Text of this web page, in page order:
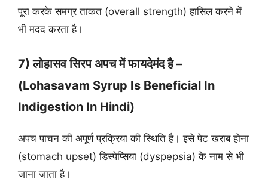
पूरा करके समग्र ताकत (overall strength) हासिल करने में
भी मदद करता है।
7) लोहासव सिरप अपच में फायदेमंद है –
(Lohasavam Syrup Is Beneficial In
Indigestion In Hindi)
अपच पाचन की अपूर्ण प्रक्रिया की स्थिति है। इसे पेट खराब होना
(stomach upset) डिस्पेप्सिया (dyspepsia) के नाम से भी
जाना जाता है।